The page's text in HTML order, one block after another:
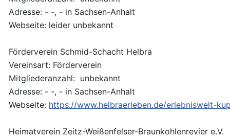
Adresse: - -, - in Sachsen-Anhalt
Webseite: leider unbekannt
Förderverein Schmid-Schacht Helbra
Vereinsart: Förderverein
Mitgliederanzahl: unbekannt
Adresse: - -, - in Sachsen-Anhalt
Webseite: https://www.helbraerleben.de/erlebniswelt-
Heimatverein Zeitz-Weißenfelser-Braunkohlenrevier e.V.